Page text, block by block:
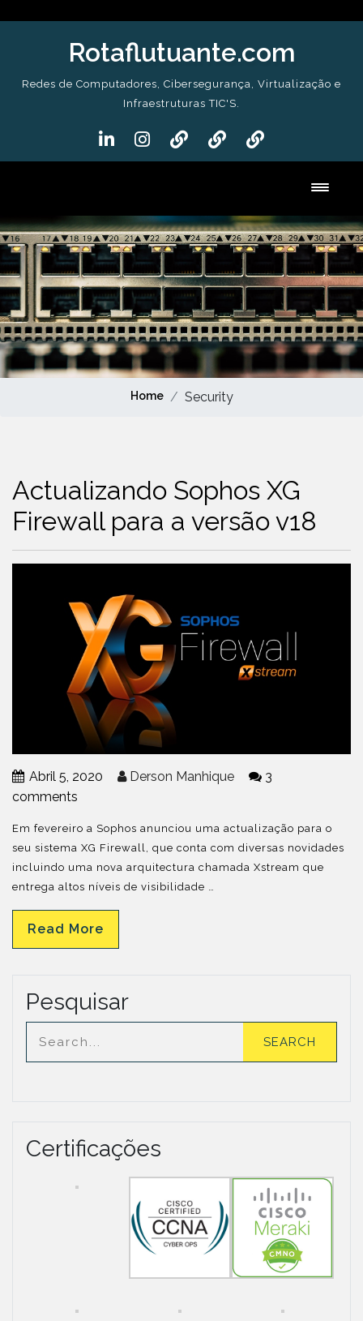
Rotaflutuante.com
Redes de Computadores, Cibersegurança, Virtualização e
Infraestruturas TIC'S.
Home Security
Actualizando Sophos XG
Firewall para a versão v18
Abril 5, 2020 Derson Manhique
3
comments
Em fevereiro a Sophos anunciou uma actualização para o
seu sistema XG Firewall, que conta com diversas novidades
incluindo uma nova arquitectura chamada Xstream que
entrega altos níveis de visibilidade …
Read More
Pesquisar
Certificações